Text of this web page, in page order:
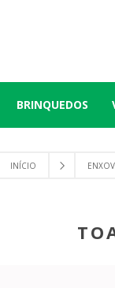
BRINQUEDOS
INÍCIO